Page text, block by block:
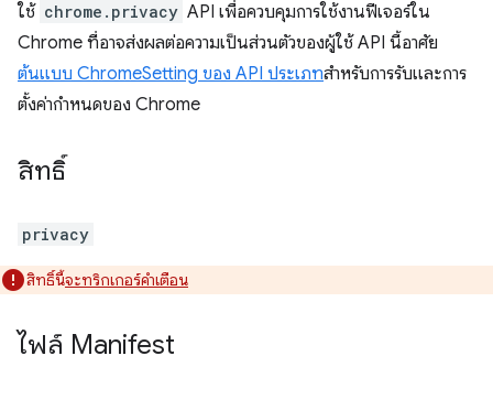
ใช้ chrome.privacy API เพื่อควบคุมการใช้งานฟีเจอร์ใน
Chrome ที่อาจส่งผลต่อความเป็นส่วนตัวของผู้ใช้ API นี้อาศัย
ต้นแบบ ChromeSetting ของ API ประเภทสำหรับการรับและการ
ตั้งค่ากำหนดของ Chrome
สิทธิ์
privacy
สิทธิ์นี้จะทริกเกอร์คำเตือน
ไฟล์ Manifest